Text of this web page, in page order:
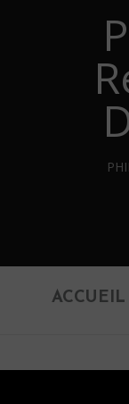
Retourner au
ACCUEIL